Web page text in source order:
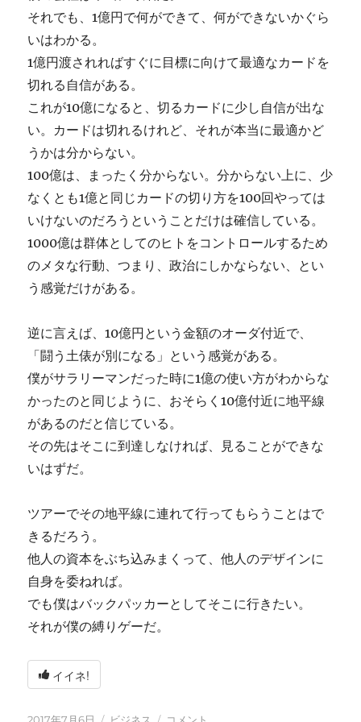
それでも、1億円で何ができて、何ができないかぐら
いはわかる。
1億円渡されればすぐに目標に向けて最適なカードを
切れる自信がある。
これが10億になると、切るカードに少し自信が出な
い。カードは切れるけれど、それが本当に最適かど
うかは分からない。
100億は、まったく分からない。分からない上に、少
なくとも1億と同じカードの切り方を100回やっては
いけないのだろうということだけは確信している。
1000億は群体としてのヒトをコントロールするため
のメタな行動、つまり、政治にしかならない、とい
う感覚だけがある。
逆に言えば、10億円という金額のオーダ付近で、
「闘う土俵が別になる」という感覚がある。
僕がサラリーマンだった時に1億の使い方がわからな
かったのと同じように、おそらく10億付近に地平線
があるのだと信じている。
その先はそこに到達しなければ、見ることができな
いはずだ。
ツアーでその地平線に連れて行ってもらうことはで
きるだろう。
他人の資本をぶち込みまくって、他人のデザインに
自身を委ねれば。
でも僕はバックパッカーとしてそこに行きたい。
それが僕の縛りゲーだ。
イイネ!
投
2017年7月6日
カ
ビジネス
1000
コメント